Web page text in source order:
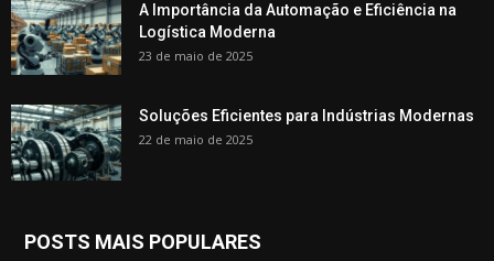
A Importância da Automação e Eficiência na
Logística Moderna
23 de maio de 2025
Soluções Eficientes para Indústrias Modernas
22 de maio de 2025
POSTS MAIS POPULARES